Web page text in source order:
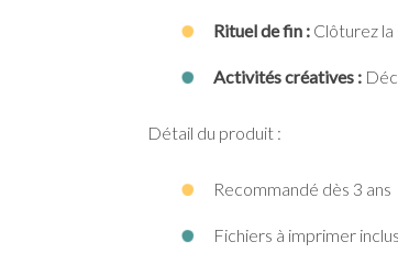
Rituel de fin : Clôturez
Activités créatives :
Détail du produit :
Recommandé dès 3 ans
Fichiers à imprimer inclus